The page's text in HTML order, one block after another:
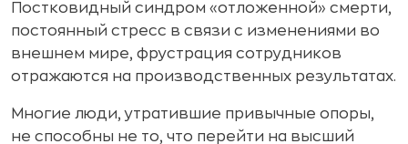
Постковидный синдром «отложенной» смерти,
постоянный стресс в связи с изменениями во
внешнем мире, фрустрация сотрудников
отражаются на производственных результатах.
Многие люди, утратившие привычные опоры,
не способны не то, что перейти на высший